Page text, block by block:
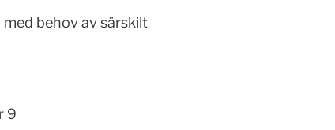
behov av särskilt
9